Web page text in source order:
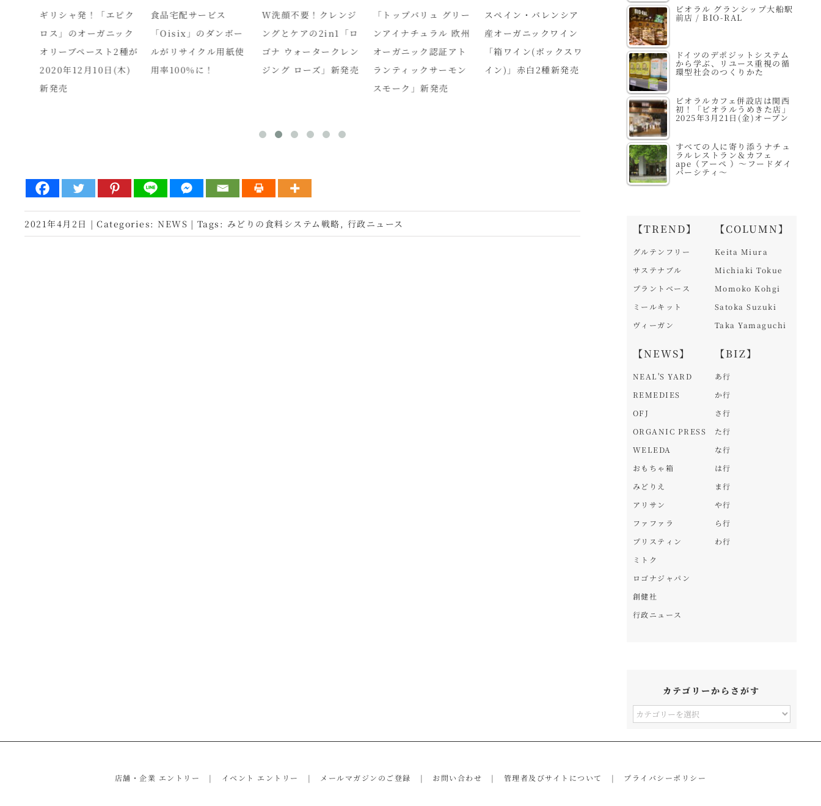
ギリシャ発！「エピク
ロス」のオーガニック
オリーブペースト2種が
2020年12月10日(木)
新発売
食品宅配サービス
「Oisix」のダンボー
ルがリサイクル用紙使
用率100%に！
W洗顔不要！クレンジ
ングとケアの2in1「ロ
ゴナ ウォータークレン
ジング ローズ」新発売
「トップバリュ グリー
ンアイナチュラル 欧州
オーガニック認証アト
ランティックサーモン
スモーク」新発売
スペイン・バレンシア
産オーガニックワイン
「箱ワイン(ボックスワ
イン)」赤白2種新発売
PRISTINE（プリステ
ィン）よりオーガニッ
クコットン「ちりめん
インナーシリーズ」が
ギリシャ発！「エピク
オリーブペースト2種が
2020年12月10日(木)
2021年4月2日 | Categories:NEWS | Tags: みどりの食料システム戦略, 行政ニュース
ビオラル グランシップ大船駅
前店 / BIO-RAL
ドイツのデポジットシステム
から学ぶ、リユース重視の循
環型社会のつくりかた
ビオラルカフェ併設店は関西
初！「ビオラルうめきた店」
2025年3月21日(金)オープン
すべての人に寄り添うナチュ
ラルレストラン＆カフェ
ape（アーペ ）～フードダイ
バーシティ～
【TREND】
グルテンフリー
サステナブル
プラントベース
ミールキット
ヴィーガン
【NEWS】
NEAL'S YARD
REMEDIES
OFJ
ORGANIC PRESS
WELEDA
おもちゃ箱
みどりえ
アリサン
ファファラ
プリスティン
ミトク
ロゴナジャパン
創健社
行政ニュース
【COLUMN】
Keita Miura
Michiaki Tokue
Momoko Kohgi
Satoka Suzuki
Taka Yamaguchi
【BIZ】
あ行
か行
さ行
た行
な行
は行
ま行
や行
ら行
わ行
カテゴリーからさがす
カ
ー
店舗・企業 エントリー イベント エントリー メールマガジンのご登録 お問い合わせ 管理者及びサイトについて プライバシーポリシー